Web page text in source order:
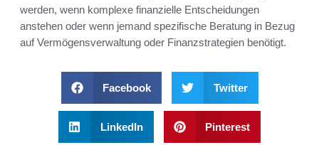
werden, wenn komplexe finanzielle Entscheidungen
anstehen oder wenn jemand spezifische Beratung in Bezug
auf Vermögensverwaltung oder Finanzstrategien benötigt.
Facebook Twitter
LinkedIn Pinterest